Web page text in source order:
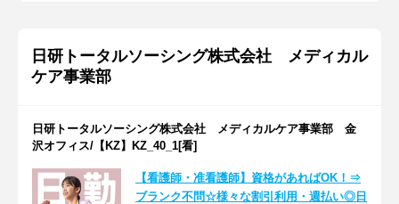
日研トータルソーシング株式会社 メディカル
ケア事業部
日研トータルソーシング株式会社 メディカルケア事業部 金
沢オフィス/【KZ】KZ_40_1[看]
【看護師・准看護師】資格があればOK！⇒
ブランク不問☆様々な割引利用・週払い◎日